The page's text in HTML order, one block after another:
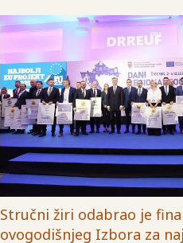
Stručni žiri odabrao je
ovogodišnjeg Izbora za